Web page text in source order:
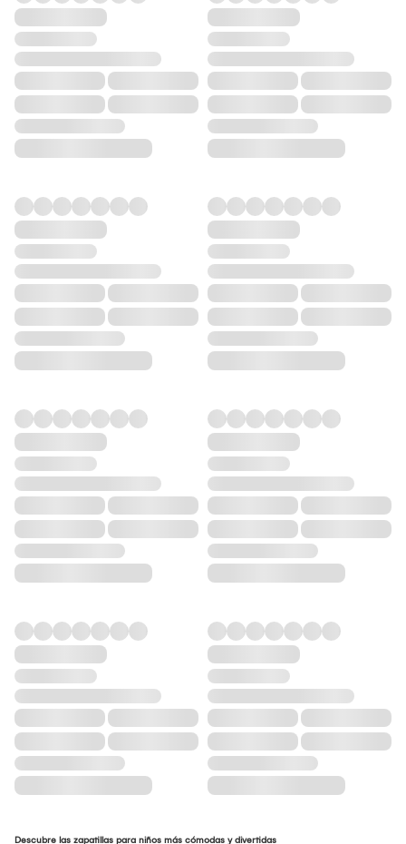
Descubre las zapatillas para niños más cómodas y divertidas